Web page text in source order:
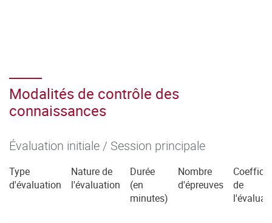
Modalités de contrôle des
connaissances
Évaluation initiale / Session principale
Type
d'évaluation
Nature de
l'évaluation
Durée
(en
minutes)
Nombre
d'épreuves
de